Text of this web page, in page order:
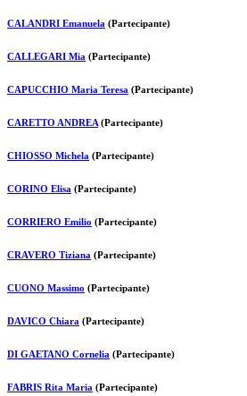
CALANDRI Emanuela (Partecipante)
CALLEGARI Mia (Partecipante)
CAPUCCHIO Maria Teresa (Partecipante)
CARETTO ANDREA (Partecipante)
CHIOSSO Michela (Partecipante)
CORINO Elisa (Partecipante)
CORRIERO Emilio (Partecipante)
CRAVERO Tiziana (Partecipante)
CUONO Massimo (Partecipante)
DAVICO Chiara (Partecipante)
DI GAETANO Cornelia (Partecipante)
FABRIS Rita Maria (Partecipante)